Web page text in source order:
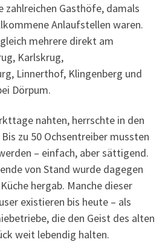
zahlreichen Gasthöfe, damals
Anlaufstellen waren.
mehrere direkt am
Karlskrug,
Linnerthof, Klingenberg und
Dörpum.
nahten, herrschte in den
zu 50 Ochsentreiber mussten
– einfach, aber sättigend.
von Stand wurde dagegen
hergab. Manche dieser
existieren bis heute – als
die den Geist des alten
weit lebendig halten.